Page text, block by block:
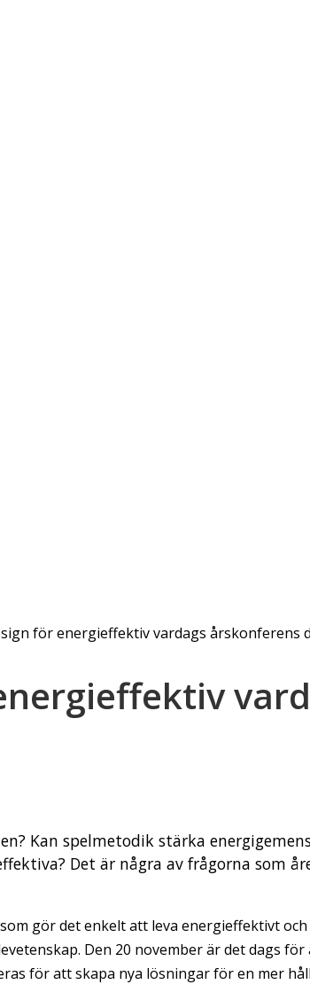
för energieffektiv vardags årskonferens
Kan spelmetodik stärka
Det är några av frågorna som
gör det enkelt att leva energieffektivt
Den 20 november är det dags
för att skapa nya lösningar för en mer